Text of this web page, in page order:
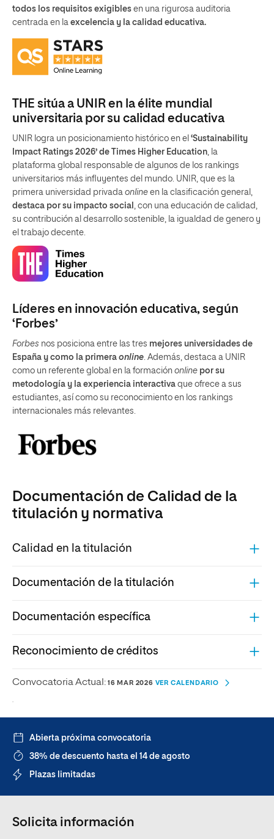
todos los requisitos exigibles en una rigurosa auditoria
centrada en la excelencia y la calidad educativa.
THE sitúa a UNIR en la élite mundial
universitaria por su calidad educativa
UNIR logra un posicionamiento histórico en el ‘Sustainability
Impact Ratings 2026’ de Times Higher Education , la
plataforma global responsable de algunos de los rankings
universitarios más influyentes del mundo. UNIR, que es la
primera universidad privada online en la clasificación general,
destaca por su impacto social
, con una educación de calidad,
su contribución al desarrollo sostenible, la igualdad de genero y
el trabajo decente.
Líderes en innovación educativa, según
‘Forbes’
Forbes nos posiciona entre las tres mejores universidades de
España y como la primera online. Además, destaca a UNIR
como un referente global en la formación online por su
metodología y la experiencia interactiva que ofrece a sus
estudiantes, así como su reconocimiento en los rankings
internacionales más relevantes.
Documentación de Calidad de la
titulación y normativa
Calidad en la titulación
Documentación de la titulación
Documentación específica
Reconocimiento de créditos
Convocatoria Actual: 16 MAR 2026 VER CALENDARIO
Abierta próxima convocatoria
38% de descuento hasta el 14 de agosto
Plazas limitadas
Solicita información